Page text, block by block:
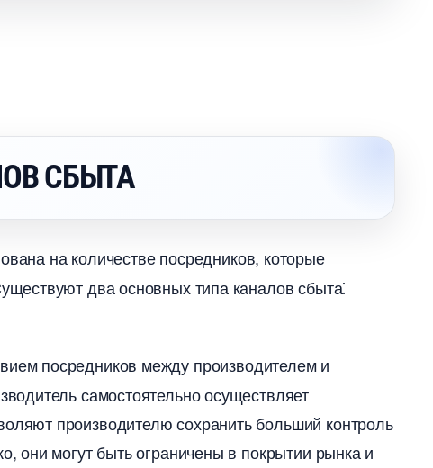
СБЫТА
на количестве посредников, которые
два основных типа каналов сбыта⁚
посредников между производителем и
самостоятельно осуществляет
производителю сохранить больший контроль
они могут быть ограничены в покрытии рынка и